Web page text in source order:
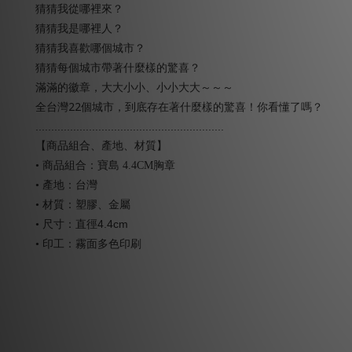
猜猜我從哪裡來？
猜猜我是哪裡人？
猜猜我喜歡哪個城市？
猜猜每個城市帶著什麼樣的驚喜？
滿滿的徽章，大大小小、小小大大～～～
全台灣22個城市，到底存在著什麼樣的驚喜！你看懂了嗎？
【商品組合、產地、材質】
• 商品組合：寶島 4.4CM胸章
• 產地：台灣
• 材質：塑膠、金屬
• 尺寸： 直徑4.4cm
• 印工：霧面多色印刷